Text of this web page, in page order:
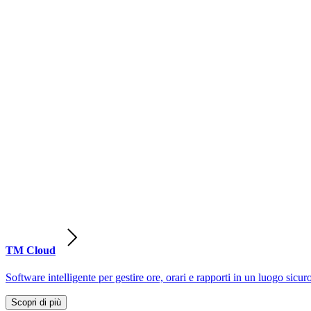
TM Cloud
Software intelligente per gestire ore, orari e rapporti in un luogo
Scopri di più